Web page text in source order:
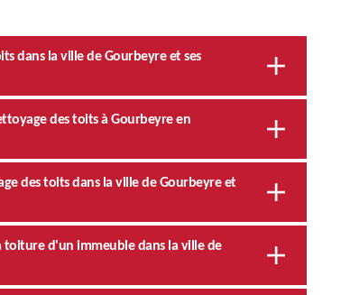
dans la ville de Gourbeyre et ses
des toits à Gourbeyre en
des toits dans la ville de Gourbeyre et
d'un immeuble dans la ville de